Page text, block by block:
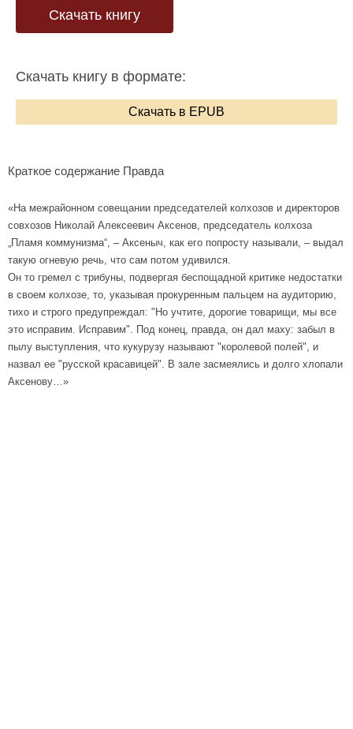
Скачать книгу
Скачать книгу в формате:
Скачать в EPUB
Краткое содержание Правда
«На межрайонном совещании председателей колхозов и директоров
совхозов Николай Алексеевич Аксенов, председатель колхоза
„Пламя коммунизма“, – Аксеныч, как его попросту называли, – выдал
такую огневую речь, что сам потом удивился.
Он то гремел с трибуны, подвергая беспощадной критике недостатки
в своем колхозе, то, указывая прокуренным пальцем на аудиторию,
тихо и строго предупреждал: "Но учтите, дорогие товарищи, мы все
это исправим. Исправим". Под конец, правда, он дал маху: забыл в
пылу выступления, что кукурузу называют "королевой полей", и
назвал ее "русской красавицей". В зале засмеялись и долго хлопали
Аксенову…»